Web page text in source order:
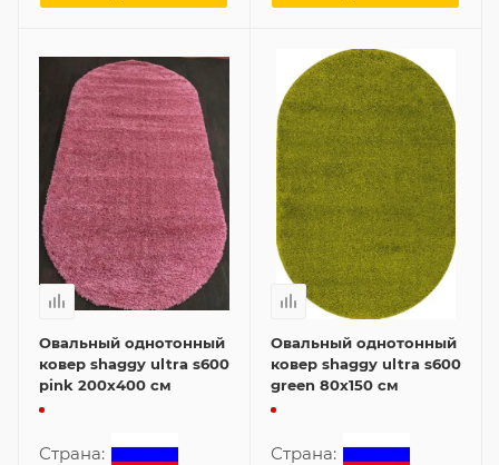
Овальный однотонный
ковер shaggy ultra s600
pink 200x400 см
Страна:
Овальный однотонный
ковер shaggy ultra s600
green 80x150 см
Страна: